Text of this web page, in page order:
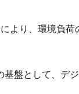
より、環境負
盤として、デ